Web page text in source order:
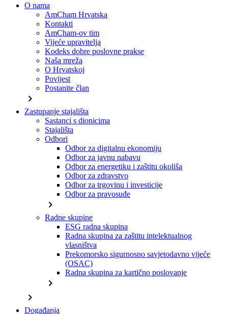
O nama
AmCham Hrvatska
Kontakti
AmCham-ov tim
Vijeće upravitelja
Kodeks dobre poslovne prakse
Naša mreža
O Hrvatskoj
Povijest
Postanite član
chevron_right
Zastupanje stajališta
Sastanci s dionicima
Stajališta
Odbori
Odbor za digitalnu ekonomiju
Odbor za javnu nabavu
Odbor za energetiku i zaštitu okoliša
Odbor za zdravstvo
Odbor za trgovinu i investicije
Odbor za pravosuđe
chevron_right
Radne skupine
ESG radna skupina
Radna skupina za zaštitu intelektualnog
vlasništva
Prekomorsko sigurnosno savjetodavno vijeće
(OSAC)
Radna skupina za kartično poslovanje
chevron_right
chevron_right
Događanja